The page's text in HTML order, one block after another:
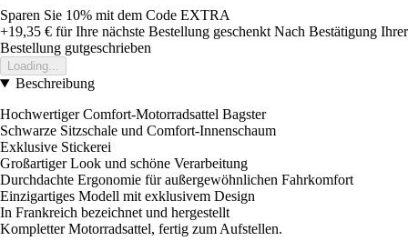
Sparen Sie 10% mit dem Code EXTRA
+19,35 € für Ihre nächste Bestellung geschenkt Nach Bestätigung Ihrer
Bestellung gutgeschrieben
Loading...
Beschreibung
Hochwertiger Comfort-Motorradsattel Bagster
Schwarze Sitzschale und Comfort-Innenschaum
Exklusive Stickerei
Großartiger Look und schöne Verarbeitung
Durchdachte Ergonomie für außergewöhnlichen Fahrkomfort
Einzigartiges Modell mit exklusivem Design
In Frankreich bezeichnet und hergestellt
Kompletter Motorradsattel, fertig zum Aufstellen.